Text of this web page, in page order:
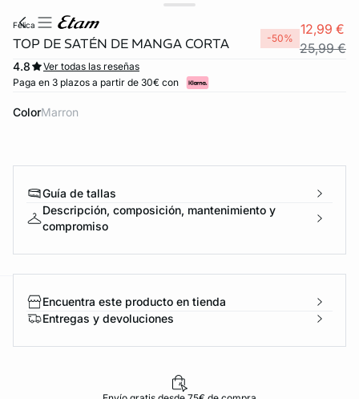
felica
TOP DE SATÉN DE MANGA CORTA -50%
12,99 €
25,99 €
4.8
Ver todas las reseñas
Paga en 3 plazos a partir de 30€ con
Color marron
Guía de tallas
Descripción, composición, mantenimiento y
compromiso
Encuentra este producto en tienda
Entregas y devoluciones